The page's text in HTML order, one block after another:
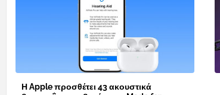
Η Apple προσθέτει 43 ακουστικά